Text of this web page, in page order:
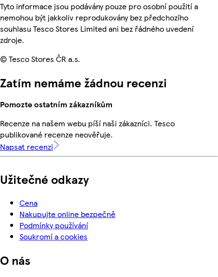
Tyto informace jsou podávány pouze pro osobní použití a
nemohou být jakkoliv reprodukovány bez předchozího
souhlasu Tesco Stores Limited ani bez řádného uvedení
zdroje.
© Tesco Stores ČR a.s.
Zatím nemáme žádnou recenzi
Pomozte ostatním zákazníkům
Recenze na našem webu píší naši zákazníci. Tesco
publikované recenze neověřuje.
Napsat recenzi
Užitečné odkazy
Cena
Nakupujte online bezpečně
Podmínky používání
Soukromí a cookies
O nás